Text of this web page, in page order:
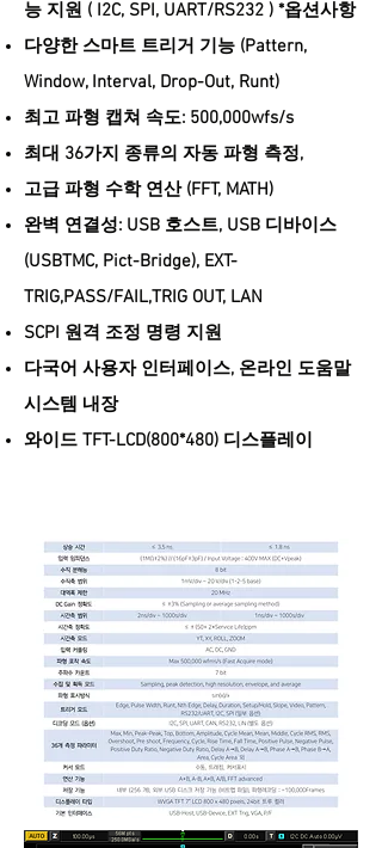
능 지원 ( I2C, SPI, UART/RS232 ) *옵션사항
다양한 스마트 트리거 기능 (Pattern,
Window, Interval, Drop-Out, Runt)
최고 파형 캡쳐 속도: 500,000wfs/s
최대 36가지 종류의 자동 파형 측정,
고급 파형 수학 연산 (FFT, MATH)
완벽 연결성: USB 호스트, USB 디바이스
(USBTMC, Pict-Bridge), EXT-
TRIG,PASS/FAIL,TRIG OUT, LAN
SCPI 원격 조정 명령 지원
다국어 사용자 인터페이스, 온라인 도움말
시스템 내장
와이드 TFT-LCD(800*480) 디스플레이